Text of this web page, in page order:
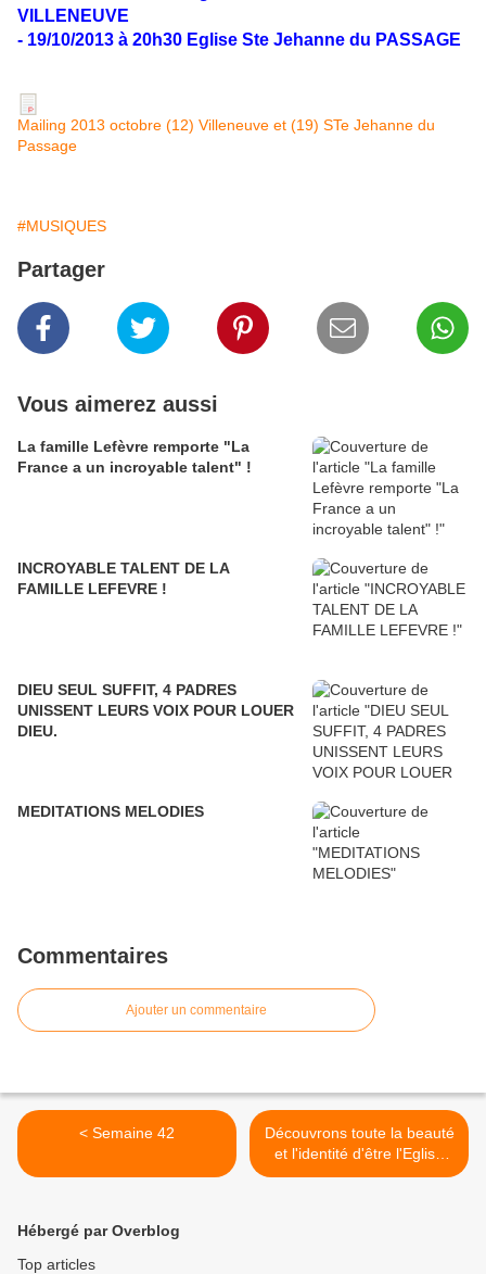
VILLENEUVE
- 19/10/2013 à 20h30 Eglise Ste Jehanne du PASSAGE
Mailing 2013 octobre (12) Villeneuve et (19) STe Jehanne du
Passage
#MUSIQUES
Partager
Vous aimerez aussi
La famille Lefèvre remporte "La
France a un incroyable talent" !
INCROYABLE TALENT DE LA
FAMILLE LEFEVRE !
DIEU SEUL SUFFIT, 4 PADRES
UNISSENT LEURS VOIX POUR LOUER
DIEU.
MEDITATIONS MELODIES
Commentaires
Ajouter un commentaire
< Semaine 42
Découvrons toute la beauté
et l'identité d'être l'Eglise
Apostolique ! >
Hébergé par Overblog
Top articles